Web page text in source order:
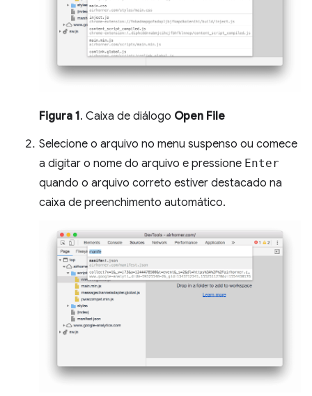
Figura 1. Caixa de diálogo Open File
Selecione o arquivo no menu suspenso ou comece
a digitar o nome do arquivo e pressione Enter
quando o arquivo correto estiver destacado na
caixa de preenchimento automático.